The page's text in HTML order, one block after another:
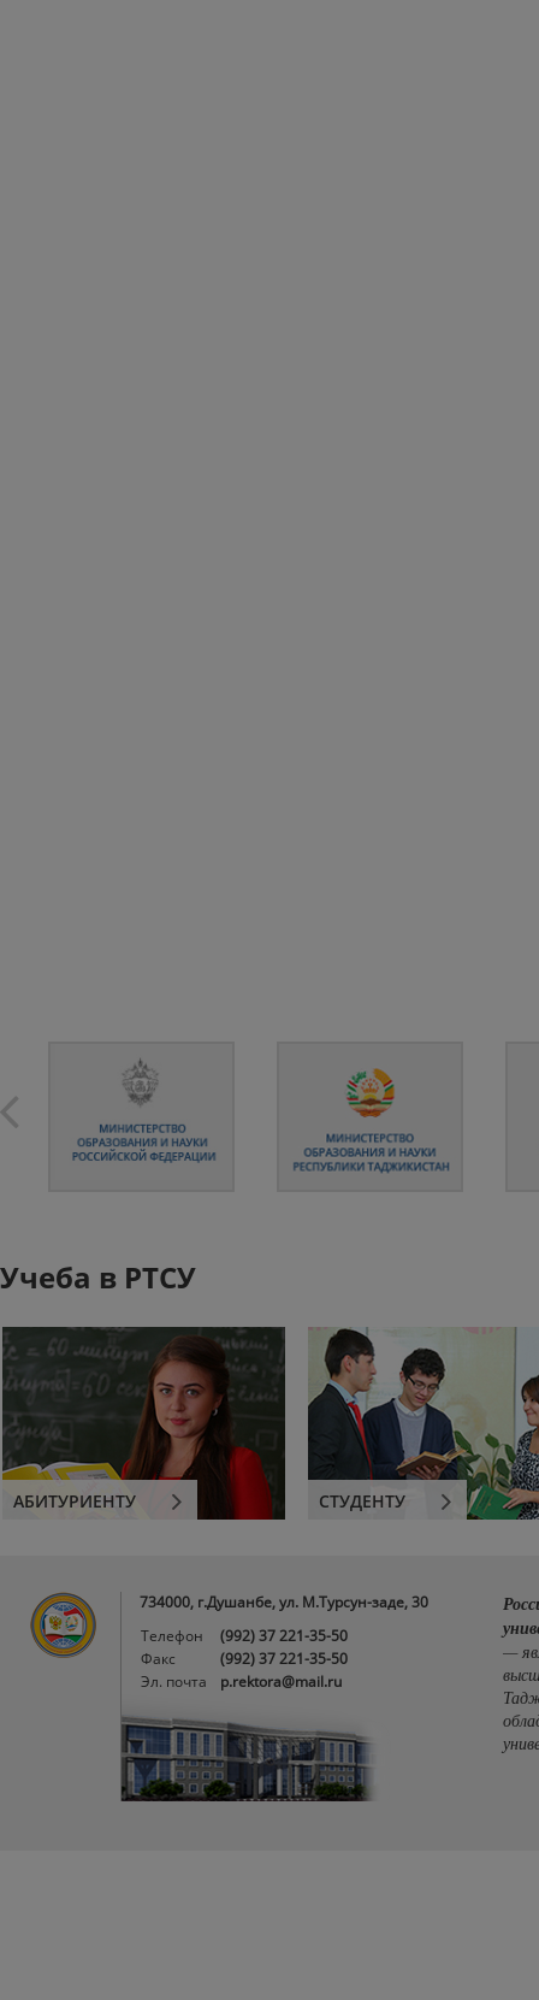
Учеба в РТСУ
АБИТУРИЕНТУ СТУДЕНТУ
734000, г.Душанбе, ул. М.Турсун-заде, 30
Телефон
(992) 37 221-35-50
Факс
(992) 37 221-35-50
Эл. почта
p.rektora@mail.ru
—